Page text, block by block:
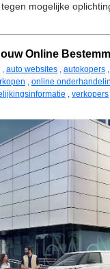
mogelijke
Online
, auto websites , autokopers
, online
, verkopers